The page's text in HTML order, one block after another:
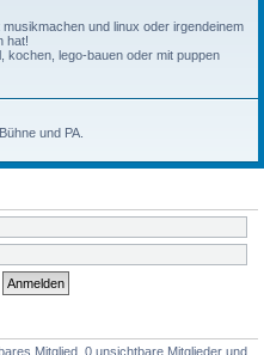
und linux oder irgendeinem
hat!
kochen, lego-bauen oder mit puppen
und PA.
Mitglied, 0 unsichtbare Mitglieder und